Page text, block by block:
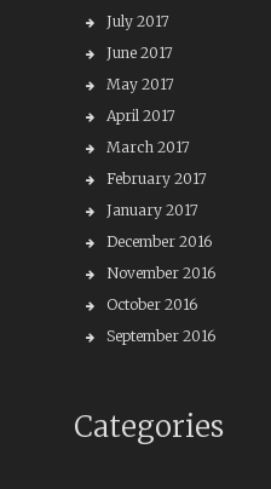
July 2017
June 2017
May 2017
April 2017
March 2017
February 2017
January 2017
December 2016
November 2016
October 2016
September 2016
Categories